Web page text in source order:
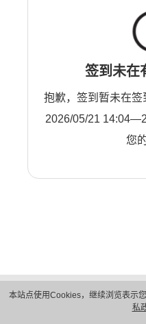
本站点使用Cookies，继续浏览表示
私
签到未在
抱歉，签到暂未在
2026/05/21
您
隐私